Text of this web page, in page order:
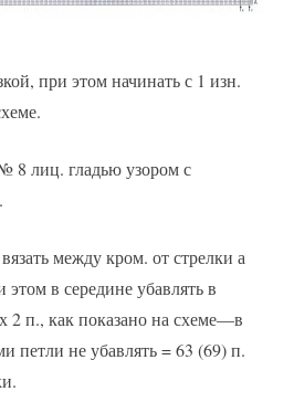
при этом начинать с 1 изн.
8 лиц. гладью узором с
между кром. от стрелки а
в середине убавлять в
2 п., как показано на схеме—в
петли не убавлять = 63 (69) п.